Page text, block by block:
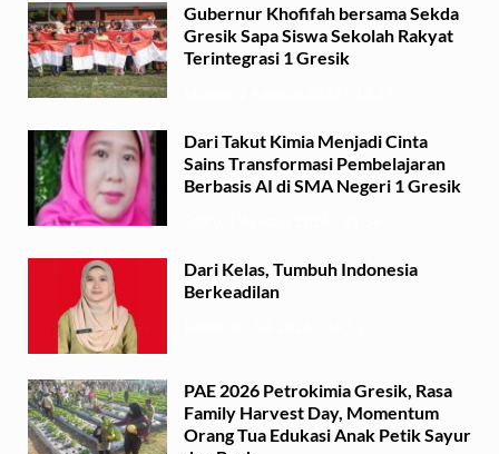
Gubernur Khofifah bersama Sekda
Gresik Sapa Siswa Sekolah Rakyat
Terintegrasi 1 Gresik
Dari Takut Kimia Menjadi Cinta
Sains Transformasi Pembelajaran
Berbasis AI di SMA Negeri 1 Gresik
Dari Kelas, Tumbuh Indonesia
Berkeadilan
PAE 2026 Petrokimia Gresik, Rasa
Family Harvest Day, Momentum
Orang Tua Edukasi Anak Petik Sayur